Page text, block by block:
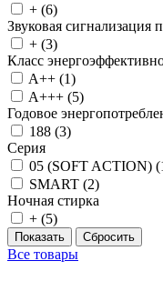
+ (6)
Звуковая сигнализация
+ (3)
Класс
A++ (1)
A+++ (5)
Годовое
188 (3)
Серия
05 (SOFT ACTION) (
SMART (2)
Ночная стирка
+ (5)
Все товары